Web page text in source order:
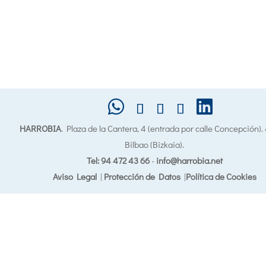
HARROBIA. Plaza de la Cantera, 4 (entrada por calle
Bilbao (Bizkaia).
Tel: 94 472 43 66- info@harrobia.net
Aviso Legal| Protección de Datos|Política de Cookies